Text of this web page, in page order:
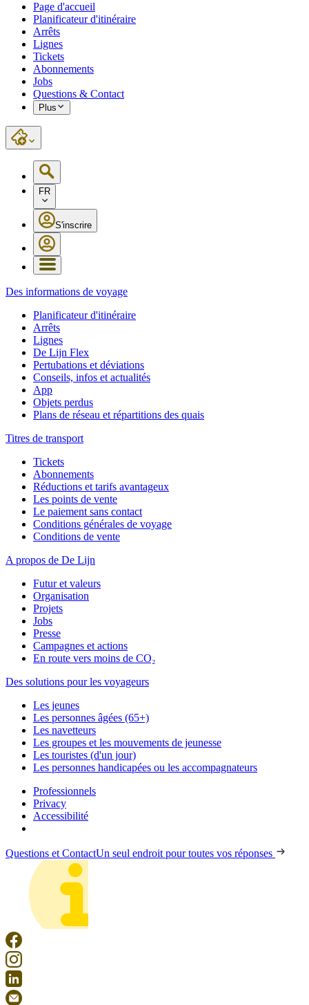
Page d'accueil
Planificateur d'itinéraire
Arrêts
Lignes
Tickets
Abonnements
Jobs
Questions & Contact
Plus
FR
S'inscrire
Des informations de voyage
Planificateur d'itinéraire
Arrêts
Lignes
De Lijn Flex
Pertubations et déviations
Conseils, infos et actualités
App
Objets perdus
Plans de réseau et répartitions des quais
Titres de transport
Tickets
Abonnements
Réductions et tarifs avantageux
Les points de vente
Le paiement sans contact
Conditions générales de voyage
Conditions de vente
A propos de De Lijn
Futur et valeurs
Organisation
Projets
Jobs
Presse
Campagnes et actions
En route vers moins de CO₂
Des solutions pour les voyageurs
Les jeunes
Les personnes âgées (65+)
Les navetteurs
Les groupes et les mouvements de jeunesse
Les touristes (d'un jour)
Les personnes handicapées ou les accompagnateurs
Professionnels
Privacy
Accessibilité
Questions et ContactUn seul endroit pour toutes vos réponses